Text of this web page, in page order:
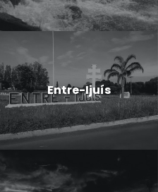
Entre-Ijuís